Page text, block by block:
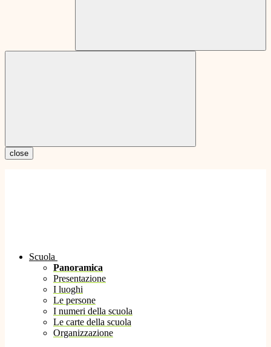
close
Scuola
Panoramica
Presentazione
I luoghi
Le persone
I numeri della scuola
Le carte della scuola
Organizzazione